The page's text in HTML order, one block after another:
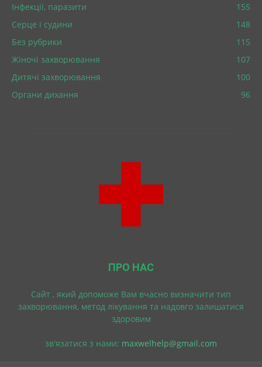
Інфекції, паразити
155
Серце і судини
148
Без рубрики
115
Жіночі захворювання
107
Дитячі захворювання
100
Органи дихання
96
ПРО НАС
Cайт , який допоможе Вам вчасно визначити тип
захворювання, метод лікування та надовго залишатися
здоровим
зв'язатися з нами: maxwelhelp@gmail.com